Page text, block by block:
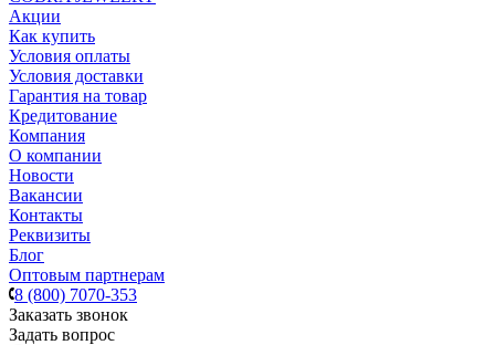
Акции
Как купить
Условия оплаты
Условия доставки
Гарантия на товар
Кредитование
Компания
О компании
Новости
Вакансии
Контакты
Реквизиты
Блог
Оптовым партнерам
8 (800) 7070-353
Заказать звонок
Задать вопрос